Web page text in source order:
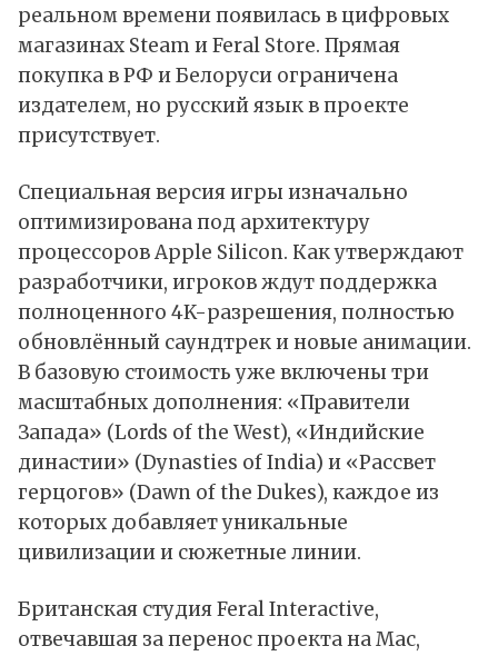
реальном времени появилась в цифровых
магазинах SteamиFeral Store. Прямая
покупка в РФ и Белоруси ограничена
издателем, но русский язык в проекте
присутствует.
Специальная версия игры изначально
оптимизирована под архитектуру
процессоров Apple Silicon. Как утверждают
разработчики, игроков ждут поддержка
полноценного 4K-разрешения, полностью
обновлённый саундтрек и новые анимации.
В базовую стоимость уже включены три
масштабных дополнения: «Правители
Запада» (Lords of the West), «Индийские
династии» (Dynasties of India) и «Рассвет
герцогов» (Dawn of the Dukes), каждое из
которых добавляет уникальные
цивилизации и сюжетные линии.
Британская студия Feral Interactive,
отвечавшая за перенос проекта на Mac,